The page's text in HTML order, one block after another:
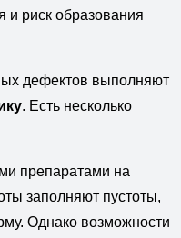
и риск образования
дефектов выполняют
. Есть несколько
препаратами на
заполняют пустоты,
Однако возможности